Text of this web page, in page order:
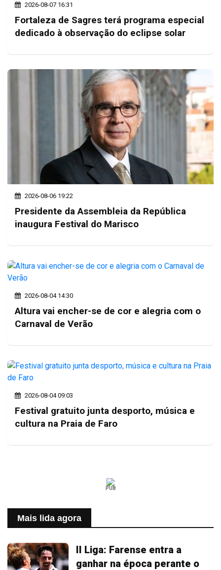
2026-08-07 16:31
Fortaleza de Sagres terá programa especial
dedicado à observação do eclipse solar
2026-08-06 19:22
Presidente da Assembleia da República
inaugura Festival do Marisco
2026-08-04 14:30
Altura vai encher-se de cor e alegria com o
Carnaval de Verão
2026-08-04 09:03
Festival gratuito junta desporto, música e
cultura na Praia de Faro
PUB
Mais lida agora
II Liga: Farense entra a
ganhar na época perante o